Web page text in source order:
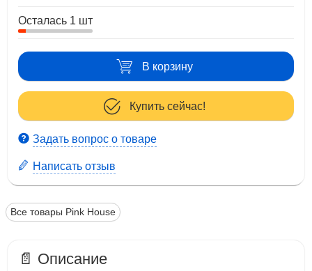
Осталась 1 шт
В корзину
Купить сейчас!
Задать вопрос о товаре
Написать отзыв
Все товары Pink House
📄 Описание